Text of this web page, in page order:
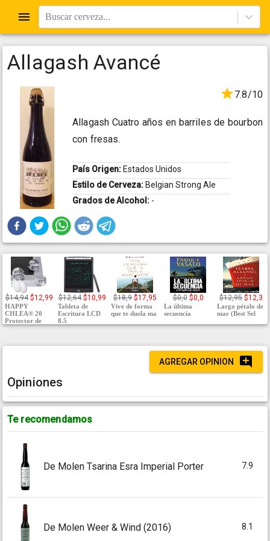
Buscar cerveza...
Allagash Avancé
7.8/10
Allagash Cuatro años en barriles de bourbon
con fresas.
País Origen: Estados Unidos
Estilo de Cerveza: Belgian Strong Ale
Grados de Alcohol: -
$14,94 $12,99
HAPPY
CHLEA® 20
Protector de
$12,64 $10,99
Tableta de
Escritura LCD
8.5
$18,9 $17,95
Vive de forma
que te duela ma
$0,0 $0,0
La última
secuencia
$12,95 $12,3
Largo pétalo de
mar (Best Sel
AGREGAR OPINION
Opiniones
Te recomendamos
De Molen Tsarina Esra Imperial Porter 7.9
De Molen Weer & Wind (2016) 8.1